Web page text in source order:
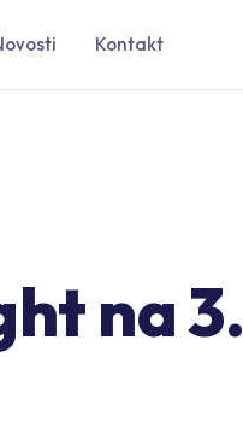
Kontakt
na 3.